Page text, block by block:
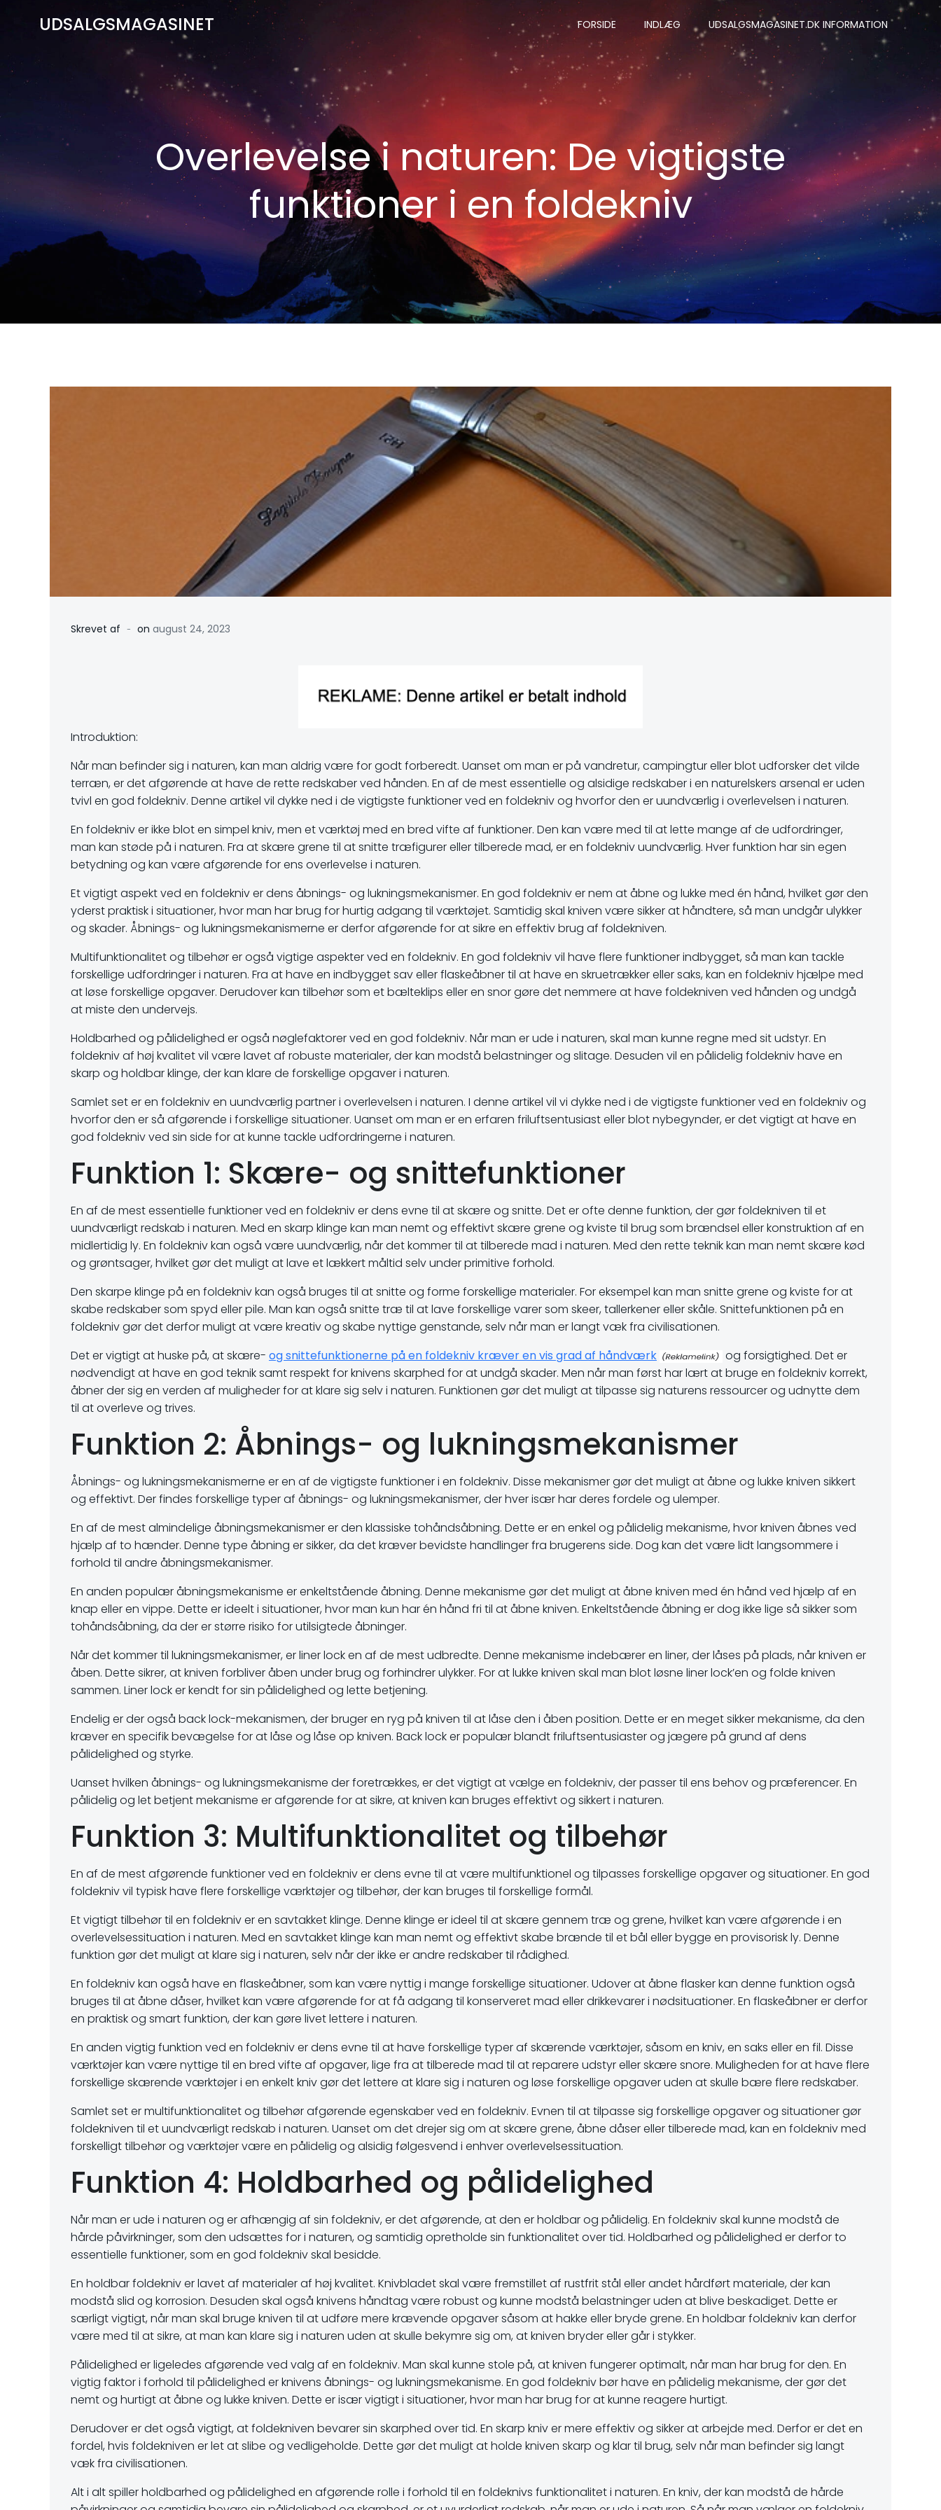
UDSALGSMAGASINET FORSIDE INDLÆG UDSALGSMAGASINET.DK INFORMATION
Overlevelse i naturen: De vigtigste
funktioner i en foldekniv
Skrevet af - on august 24, 2023
Introduktion:
Når man befinder sig i naturen, kan man aldrig være for godt forberedt. Uanset om man er på vandretur, campingtur eller blot udforsker det vilde
terræn, er det afgørende at have de rette redskaber ved hånden. En af de mest essentielle og alsidige redskaber i en naturelskers arsenal er uden
tvivl en god foldekniv. Denne artikel vil dykke ned i de vigtigste funktioner ved en foldekniv og hvorfor den er uundværlig i overlevelsen i naturen.
En foldekniv er ikke blot en simpel kniv, men et værktøj med en bred vifte af funktioner. Den kan være med til at lette mange af de udfordringer,
man kan støde på i naturen. Fra at skære grene til at snitte træfigurer eller tilberede mad, er en foldekniv uundværlig. Hver funktion har sin egen
betydning og kan være afgørende for ens overlevelse i naturen.
Et vigtigt aspekt ved en foldekniv er dens åbnings- og lukningsmekanismer. En god foldekniv er nem at åbne og lukke med én hånd, hvilket gør den
yderst praktisk i situationer, hvor man har brug for hurtig adgang til værktøjet. Samtidig skal kniven være sikker at håndtere, så man undgår ulykker
og skader. Åbnings- og lukningsmekanismerne er derfor afgørende for at sikre en effektiv brug af foldekniven.
Multifunktionalitet og tilbehør er også vigtige aspekter ved en foldekniv. En god foldekniv vil have flere funktioner indbygget, så man kan tackle
forskellige udfordringer i naturen. Fra at have en indbygget sav eller flaskeåbner til at have en skruetrækker eller saks, kan en foldekniv hjælpe med
at løse forskellige opgaver. Derudover kan tilbehør som et bælteklips eller en snor gøre det nemmere at have foldekniven ved hånden og undgå
at miste den undervejs.
Holdbarhed og pålidelighed er også nøglefaktorer ved en god foldekniv. Når man er ude i naturen, skal man kunne regne med sit udstyr. En
foldekniv af høj kvalitet vil være lavet af robuste materialer, der kan modstå belastninger og slitage. Desuden vil en pålidelig foldekniv have en
skarp og holdbar klinge, der kan klare de forskellige opgaver i naturen.
Samlet set er en foldekniv en uundværlig partner i overlevelsen i naturen. I denne artikel vil vi dykke ned i de vigtigste funktioner ved en foldekniv og
hvorfor den er så afgørende i forskellige situationer. Uanset om man er en erfaren friluftsentusiast eller blot nybegynder, er det vigtigt at have en
god foldekniv ved sin side for at kunne tackle udfordringerne i naturen.
Funktion 1: Skære- og snittefunktioner
En af de mest essentielle funktioner ved en foldekniv er dens evne til at skære og snitte. Det er ofte denne funktion, der gør foldekniven til et
uundværligt redskab i naturen. Med en skarp klinge kan man nemt og effektivt skære grene og kviste til brug som brændsel eller konstruktion af en
midlertidig ly. En foldekniv kan også være uundværlig, når det kommer til at tilberede mad i naturen. Med den rette teknik kan man nemt skære kød
og grøntsager, hvilket gør det muligt at lave et lækkert måltid selv under primitive forhold.
Den skarpe klinge på en foldekniv kan også bruges til at snitte og forme forskellige materialer. For eksempel kan man snitte grene og kviste for at
skabe redskaber som spyd eller pile. Man kan også snitte træ til at lave forskellige varer som skeer, tallerkener eller skåle. Snittefunktionen på en
foldekniv gør det derfor muligt at være kreativ og skabe nyttige genstande, selv når man er langt væk fra civilisationen.
Det er vigtigt at huske på, at skære- og snittefunktionerne på en foldekniv kræver en vis grad af håndværk
og forsigtighed. Det er
nødvendigt at have en god teknik samt respekt for knivens skarphed for at undgå skader. Men når man først har lært at bruge en foldekniv korrekt,
åbner der sig en verden af muligheder for at klare sig selv i naturen. Funktionen gør det muligt at tilpasse sig naturens ressourcer og udnytte dem
til at overleve og trives.
Funktion 2: Åbnings- og lukningsmekanismer
Åbnings- og lukningsmekanismerne er en af de vigtigste funktioner i en foldekniv. Disse mekanismer gør det muligt at åbne og lukke kniven sikkert
og effektivt. Der findes forskellige typer af åbnings- og lukningsmekanismer, der hver især har deres fordele og ulemper.
En af de mest almindelige åbningsmekanismer er den klassiske tohåndsåbning. Dette er en enkel og pålidelig mekanisme, hvor kniven åbnes ved
hjælp af to hænder. Denne type åbning er sikker, da det kræver bevidste handlinger fra brugerens side. Dog kan det være lidt langsommere i
forhold til andre åbningsmekanismer.
En anden populær åbningsmekanisme er enkeltstående åbning. Denne mekanisme gør det muligt at åbne kniven med én hånd ved hjælp af en
knap eller en vippe. Dette er ideelt i situationer, hvor man kun har én hånd fri til at åbne kniven. Enkeltstående åbning er dog ikke lige så sikker som
tohåndsåbning, da der er større risiko for utilsigtede åbninger.
Når det kommer til lukningsmekanismer, er liner lock en af de mest udbredte. Denne mekanisme indebærer en liner, der låses på plads, når kniven er
åben. Dette sikrer, at kniven forbliver åben under brug og forhindrer ulykker. For at lukke kniven skal man blot løsne liner lock’en og folde kniven
sammen. Liner lock er kendt for sin pålidelighed og lette betjening.
Endelig er der også back lock-mekanismen, der bruger en ryg på kniven til at låse den i åben position. Dette er en meget sikker mekanisme, da den
kræver en specifik bevægelse for at låse og låse op kniven. Back lock er populær blandt friluftsentusiaster og jægere på grund af dens
pålidelighed og styrke.
Uanset hvilken åbnings- og lukningsmekanisme der foretrækkes, er det vigtigt at vælge en foldekniv, der passer til ens behov og præferencer. En
pålidelig og let betjent mekanisme er afgørende for at sikre, at kniven kan bruges effektivt og sikkert i naturen.
Funktion 3: Multifunktionalitet og tilbehør
En af de mest afgørende funktioner ved en foldekniv er dens evne til at være multifunktionel og tilpasses forskellige opgaver og situationer. En god
foldekniv vil typisk have flere forskellige værktøjer og tilbehør, der kan bruges til forskellige formål.
Et vigtigt tilbehør til en foldekniv er en savtakket klinge. Denne klinge er ideel til at skære gennem træ og grene, hvilket kan være afgørende i en
overlevelsessituation i naturen. Med en savtakket klinge kan man nemt og effektivt skabe brænde til et bål eller bygge en provisorisk ly. Denne
funktion gør det muligt at klare sig i naturen, selv når der ikke er andre redskaber til rådighed.
En foldekniv kan også have en flaskeåbner, som kan være nyttig i mange forskellige situationer. Udover at åbne flasker kan denne funktion også
bruges til at åbne dåser, hvilket kan være afgørende for at få adgang til konserveret mad eller drikkevarer i nødsituationer. En flaskeåbner er derfor
en praktisk og smart funktion, der kan gøre livet lettere i naturen.
En anden vigtig funktion ved en foldekniv er dens evne til at have forskellige typer af skærende værktøjer, såsom en kniv, en saks eller en fil. Disse
værktøjer kan være nyttige til en bred vifte af opgaver, lige fra at tilberede mad til at reparere udstyr eller skære snore. Muligheden for at have flere
forskellige skærende værktøjer i en enkelt kniv gør det lettere at klare sig i naturen og løse forskellige opgaver uden at skulle bære flere redskaber.
Samlet set er multifunktionalitet og tilbehør afgørende egenskaber ved en foldekniv. Evnen til at tilpasse sig forskellige opgaver og situationer gør
foldekniven til et uundværligt redskab i naturen. Uanset om det drejer sig om at skære grene, åbne dåser eller tilberede mad, kan en foldekniv med
forskelligt tilbehør og værktøjer være en pålidelig og alsidig følgesvend i enhver overlevelsessituation.
Funktion 4: Holdbarhed og pålidelighed
Når man er ude i naturen og er afhængig af sin foldekniv, er det afgørende, at den er holdbar og pålidelig. En foldekniv skal kunne modstå de
hårde påvirkninger, som den udsættes for i naturen, og samtidig opretholde sin funktionalitet over tid. Holdbarhed og pålidelighed er derfor to
essentielle funktioner, som en god foldekniv skal besidde.
En holdbar foldekniv er lavet af materialer af høj kvalitet. Knivbladet skal være fremstillet af rustfrit stål eller andet hårdført materiale, der kan
modstå slid og korrosion. Desuden skal også knivens håndtag være robust og kunne modstå belastninger uden at blive beskadiget. Dette er
særligt vigtigt, når man skal bruge kniven til at udføre mere krævende opgaver såsom at hakke eller bryde grene. En holdbar foldekniv kan derfor
være med til at sikre, at man kan klare sig i naturen uden at skulle bekymre sig om, at kniven bryder eller går i stykker.
Pålidelighed er ligeledes afgørende ved valg af en foldekniv. Man skal kunne stole på, at kniven fungerer optimalt, når man har brug for den. En
vigtig faktor i forhold til pålidelighed er knivens åbnings- og lukningsmekanisme. En god foldekniv bør have en pålidelig mekanisme, der gør det
nemt og hurtigt at åbne og lukke kniven. Dette er især vigtigt i situationer, hvor man har brug for at kunne reagere hurtigt.
Derudover er det også vigtigt, at foldekniven bevarer sin skarphed over tid. En skarp kniv er mere effektiv og sikker at arbejde med. Derfor er det en
fordel, hvis foldekniven er let at slibe og vedligeholde. Dette gør det muligt at holde kniven skarp og klar til brug, selv når man befinder sig langt
væk fra civilisationen.
Alt i alt spiller holdbarhed og pålidelighed en afgørende rolle i forhold til en foldeknivs funktionalitet i naturen. En kniv, der kan modstå de hårde